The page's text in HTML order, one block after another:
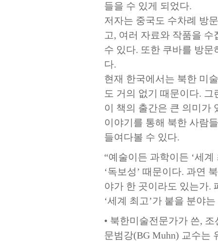
들을 수 있게 되었다.
저자는 중국도 수차례 방
고, 여러 자료와 작품을
수 있다. 또한 쿠바를 방
다.
현재 한국에서는 북한 미
도 거의 없기 때문이다.
이 책의 출간은 큰 의미가
이야기를 통해 북한 사람
들여다볼 수 있다.
“예술이든 과학이든 ‘세
‘독보성’ 때문이다. 과연
야가 한 곳이라도 있는가.
‘세계 최고’가 붙을 분야
• 북한미술전문가가 쓴,
문범강(BG Muhn) 교수는